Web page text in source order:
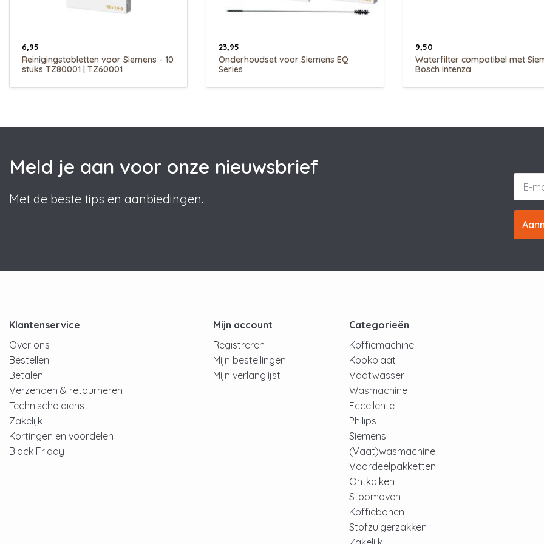
6,95
Reinigingstabletten voor Siemens - 10
stuks TZ80001 | TZ60001
23,95
Onderhoudset voor Siemens EQ
Series
9,50
Waterfilter compatibel met
Bosch Intenza
Meld je aan voor onze nieuwsbrief
Met de beste tips en aanbiedingen.
Klantenservice
Over ons
Bestellen
Betalen
Verzenden & retourneren
Technische dienst
Zakelijk
Kortingen en voordelen
Black Friday
Mijn account
Registreren
Mijn bestellingen
Mijn verlanglijst
Categorieën
Koffiemachine
Kookplaat
Vaatwasser
Wasmachine
Eccellente
Philips
Siemens
(Vaat)wasmachine
Voordeelpakketten
Ontkalken
Stoomoven
Koffiebonen
Stofzuigerzakken